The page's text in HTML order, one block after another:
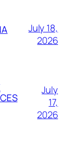
July 18,
2026
July
17,
2026